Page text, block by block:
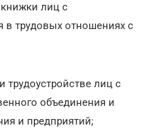
лиц с
в трудовых отношениях с
трудоустройстве лиц с
объединения и
и предприятий;